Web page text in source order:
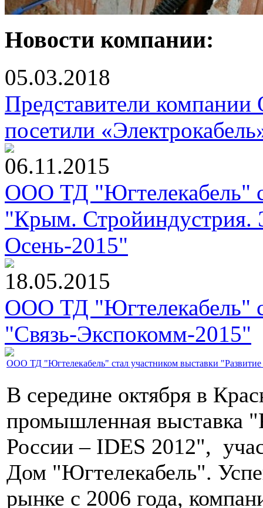
Новости компании:
05.03.2018
Представители
посетили
06.11.2015
ООО ТД "Югтелекабель"
"Крым. Стройиндустрия.
Осень-2015"
18.05.2015
ООО ТД "Югтелекабель"
"Связь-Экспокомм-2015"
ООО ТД "Югтелекабель" стал участником выставки
В середине октября в
промышленная выставка
России – IDES 2012",
Дом "Югтелекабель".
рынке с 2006 года,